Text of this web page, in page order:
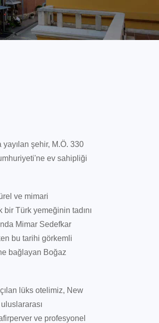
şehir, M.Ö. 330
ev sahipliği
ve mimari
bir Türk yemeğinin tadını
Mimar Sedefkar
bu tarihi görkemli
bağlayan Boğaz
lüks otelimiz, New
ve profesyonel